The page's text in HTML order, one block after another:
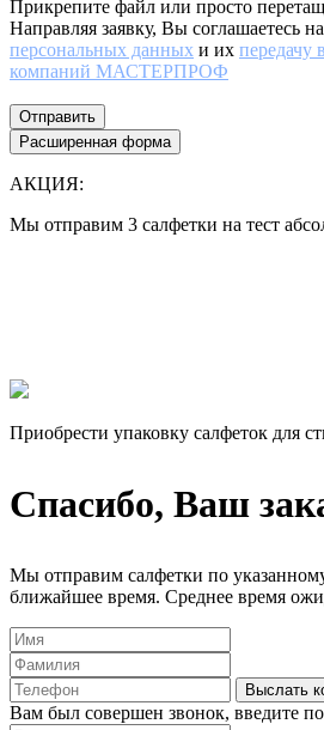
Прикрепите файл или просто
Направляя заявку, Вы соглашаетесь на
персональных данных и их передачу
компаний МАСТЕРПРОФ
Отправить
Расширенная форма
АКЦИЯ:
Мы отправим 3 салфетки на тест
Приобрести упаковку салфеток для
Спасибо, Ваш
Мы отправим салфетки по
ближайшее время. Среднее время
Выслать
Вам был совершен звонок, введите